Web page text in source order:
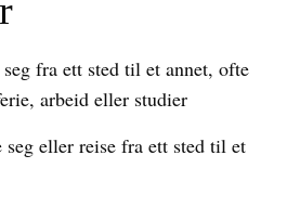
fra ett sted til et annet, ofte
arbeid eller studier
seg eller reise fra ett sted til et